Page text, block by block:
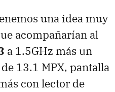
una idea muy
acompañarían al
a 1.5GHz más un
13.1 MPX, pantalla
con lector de